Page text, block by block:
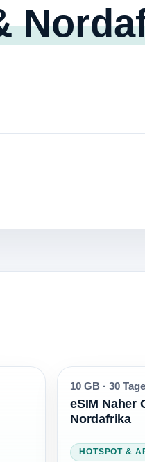
10 GB · 30 Tage
eSIM Naher
Nordafrika
HOTSPOT &